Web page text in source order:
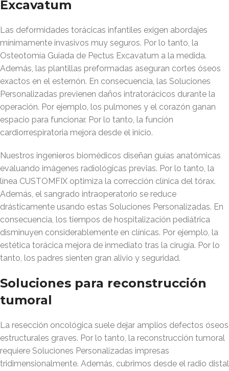
Excavatum
Las deformidades torácicas infantiles exigen abordajes
mínimamente invasivos muy seguros. Por lo tanto, la
Osteotomía Guiada de Pectus Excavatum a la medida.
Además, las plantillas preformadas aseguran cortes óseos
exactos en el esternón. En consecuencia, las Soluciones
Personalizadas previenen daños intratorácicos durante la
operación. Por ejemplo, los pulmones y el corazón ganan
espacio para funcionar. Por lo tanto, la función
cardiorrespiratoria mejora desde el inicio.
Nuestros ingenieros biomédicos diseñan guías anatómicas
evaluando imágenes radiológicas previas. Por lo tanto, la
línea CUSTOMFIX optimiza la corrección clínica del tórax.
Además, el sangrado intraoperatorio se reduce
drásticamente usando estas Soluciones Personalizadas. En
consecuencia, los tiempos de hospitalización pediátrica
disminuyen considerablemente en clínicas. Por ejemplo, la
estética torácica mejora de inmediato tras la cirugía. Por lo
tanto, los padres sienten gran alivio y seguridad.
Soluciones para reconstrucción
tumoral
La resección oncológica suele dejar amplios defectos óseos
estructurales graves. Por lo tanto, la reconstrucción tumoral
requiere Soluciones Personalizadas impresas
tridimensionalmente. Además, cubrimos desde el radio distal